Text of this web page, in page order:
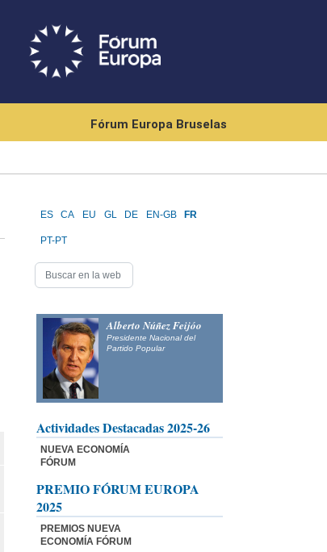
Fórum Europa Bruselas
ES CA EU GL DE EN-GB FR
PT-PT
Alberto Núñez Feijóo
Presidente Nacional del
Partido Popular
Actividades Destacadas 2025-26
NUEVA ECONOMÍA
FÓRUM
PREMIO FÓRUM EUROPA
2025
PREMIOS NUEVA
ECONOMÍA FÓRUM